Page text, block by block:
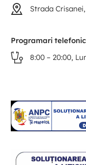
Strada
Programari
8:00 – 20:00,